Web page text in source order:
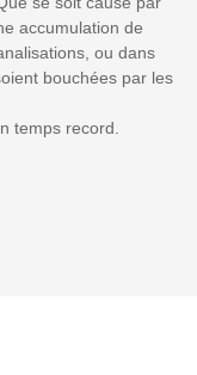
accumulation de
ou dans
bouchées par les
temps record.